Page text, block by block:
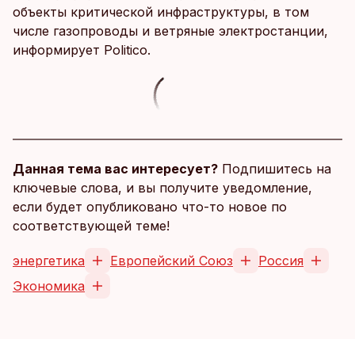
объекты критической инфраструктуры, в том
числе газопроводы и ветряные электростанции,
информирует Politico.
Данная тема вас интересует? Подпишитесь на
ключевые слова, и вы получите уведомление,
если будет опубликовано что-то новое по
соответствующей теме!
энергетика Европейский Союз
Россия
Экономика